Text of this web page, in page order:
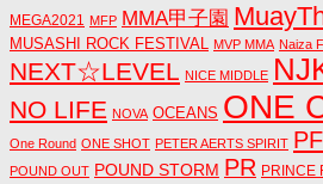
MEGA2021 MFP MMA甲子園
MUSASHI ROCK FESTIVAL MVP MMA Naiza
NEXT☆LEVEL NICE MIDDLE
NO LIFE NOVA OCEANS ONE
One Round ONE SHOT PETER AERTS SPIRIT
POUND OUT POUND STORM PR PRINCE